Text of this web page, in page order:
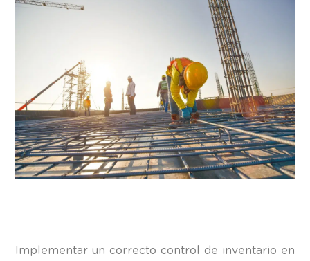
Implementar un correcto control de inventario en